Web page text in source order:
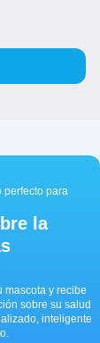
perfecto para
la
mascota y recibe
sobre su salud
inteligente